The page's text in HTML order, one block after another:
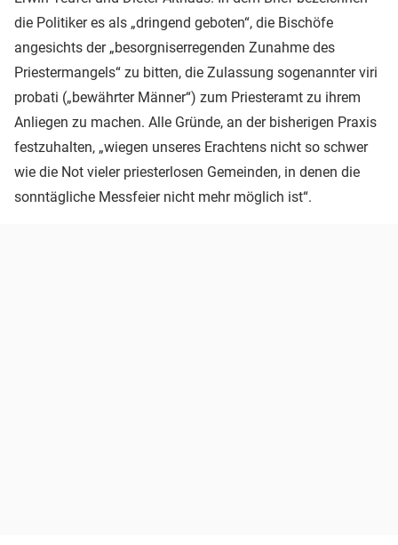
die Politiker es als „dringend geboten“, die Bischöfe
angesichts der „besorgniserregenden Zunahme des
Priestermangels“ zu bitten, die Zulassung sogenannter viri
probati („bewährter Männer“) zum Priesteramt zu ihrem
Anliegen zu machen. Alle Gründe, an der bisherigen Praxis
festzuhalten, „wiegen unseres Erachtens nicht so schwer
wie die Not vieler priesterlosen Gemeinden, in denen die
sonntägliche Messfeier nicht mehr möglich ist“.